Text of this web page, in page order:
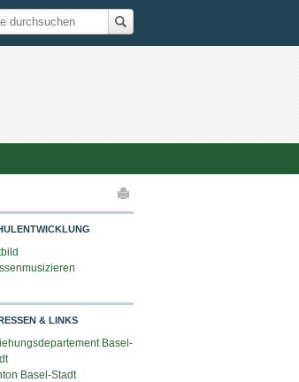
& LINKS
Basel-
Basel-Stadt